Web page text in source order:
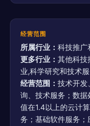
经营范围
所属行业： 科技推广
更多行业： 其他科技
业,科学研究和技术
经营范围： 技术开发
询、技术服务；数
值在1.4以上的云计
务；基础软件服务